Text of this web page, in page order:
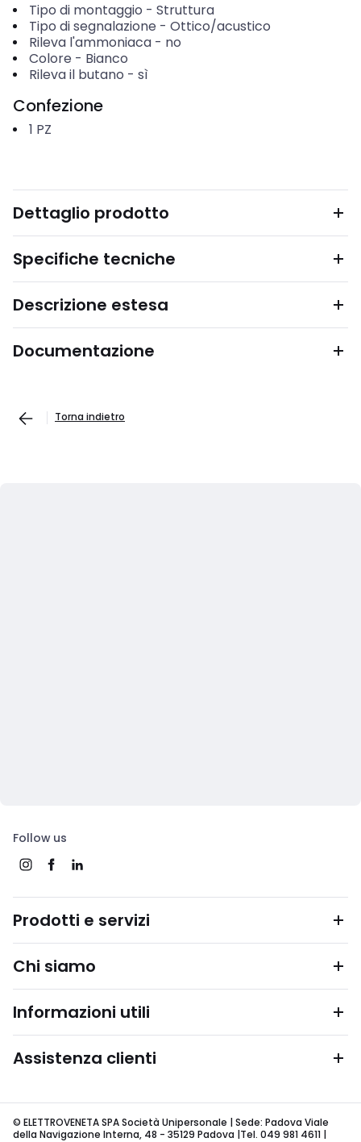
Tipo di montaggio - Struttura
Tipo di segnalazione - Ottico/acustico
Rileva l'ammoniaca- no
Colore - Bianco
Rileva il butano - sì
Confezione
1 PZ
Dettaglio prodotto
Specifiche tecniche
Descrizione estesa
Documentazione
Torna indietro
Follow us
Prodotti e servizi
Chi siamo
Informazioni utili
Assistenza clienti
© ELETTROVENETA SPA Società Unipersonale | Sede: Padova Viale
della Navigazione Interna, 48 - 35129 Padova |Tel. 049 981 4611 |